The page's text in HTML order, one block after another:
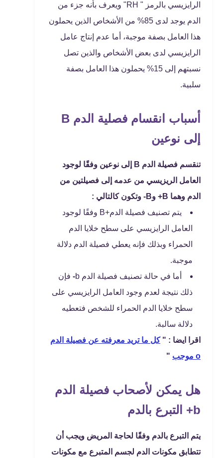
الرايزيسي بالرمز " RH" ويعرف بأنه جزء من
الدم يوجد لدى 85% من الأشخاص الذين يحملون
هذا العامل بصفة موجبة، أما عدم إنتاج عامل
الرايزيسي لدى بعض الأشخاص والذين تصل
نسبتهم إلى 15% يحملون هذا العامل بصفة
سلبية.
أسباب انقسام فصلية الدم B
إلى نوعين
تنقسم فصيلة الدم B إلى نوعين وفقًا لوجود
العامل الريزيسي من عدمه إلى فصيلتين من
الدم وهما B+ وB- وتكون كالتالي :
يتم تصنيف فصيلة الدم+B وفقًا لوجود
العامل الرايزيسي على سطح خلايا الدم
الحمراء وبذلك فإنه يعطي فصيلة الدم دلالة
موجبة.
أما في حالة تصنيف فصيلة الدم b
- فإن
ذلك نتيجة لعدم وجود العامل الرايزيسي على
سطح خلايا الدم الحمراء للشخص فتعطيه
دلالة سالبة.
اقرا ايضا : "كل ما تريد معرفته عن فصيلة الدم
o موجب
"
هل يمكن لأصحاب فصيلة الدم
b+ التبرع بالدم
يتم التبرع بالدم وفقًا لحاجة المريض ويجب أن
تتطابق مكونات الدم لجسم المتبرع مع مكونات